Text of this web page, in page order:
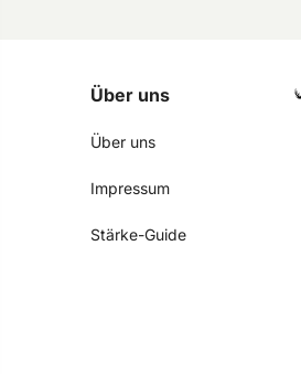
Über uns
Über uns
Impressum
Stärke-Guide